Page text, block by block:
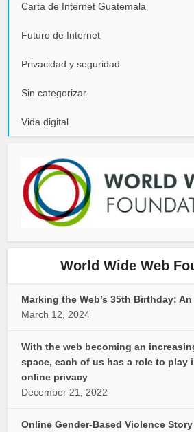
Carta de Internet Guatemala
Futuro de Internet
Privacidad y seguridad
Sin categorizar
Vida digital
World Wide Web
Marking the Web’s 35th Birthday:
March 12, 2024
With the web becoming an
space, each of us has a role to play
online privacy
December 21, 2022
Online Gender-Based Violence